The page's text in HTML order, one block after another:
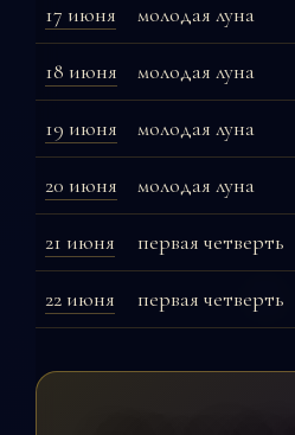
17 июня молодая луна
18 июня молодая луна
19 июня молодая луна
20 июня молодая луна
21 июня первая четверть
22 июня первая четверть